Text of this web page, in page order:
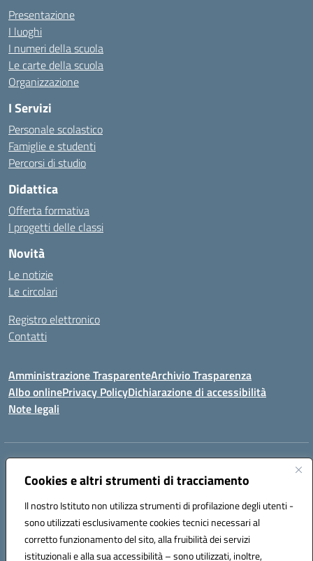
Cookies e altri strumenti di tracciamento
Il nostro Istituto non utilizza strumenti di profilazione degli utenti -
sono utilizzati esclusivamente cookies tecnici necessari al
corretto funzionamento del sito, alla fruibilità dei servizi
istituzionali e alla sua accessibilità – sono utilizzati, inoltre,
Presentazione
I luoghi
I numeri della scuola
Le carte della scuola
Organizzazione
I Servizi
Personale scolastico
Famiglie e studenti
Percorsi di studio
Didattica
Offerta formativa
I progetti delle classi
Novità
Le notizie
Le circolari
Registro elettronico
Contatti
Amministrazione TrasparenteArchivio Trasparenza
Albo onlinePrivacy PolicyDichiarazione di accessibilità
Note legali
Indirizzo:
Centralino:096721161 Email:czic869004@istruzione.it
Codice fiscale: 84000710792
Codice meccanografico:
CZIC869004
Codice unico di fatturazione (CUF): UFKGA0